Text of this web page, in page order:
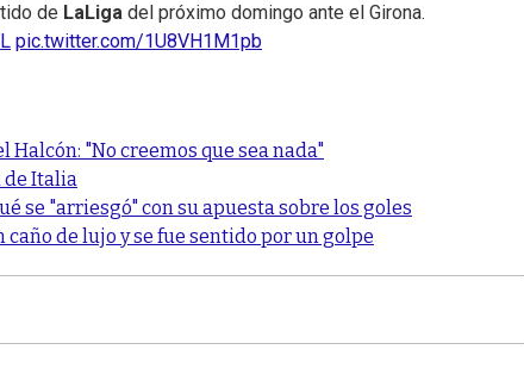
de LaLiga del próximo domingo ante el Girona.
pic.twitter.com/1U8VH1M1pb
"No creemos que sea nada"
de Italia
se "arriesgó" con su apuesta sobre los goles
de lujo y se fue sentido por un golpe